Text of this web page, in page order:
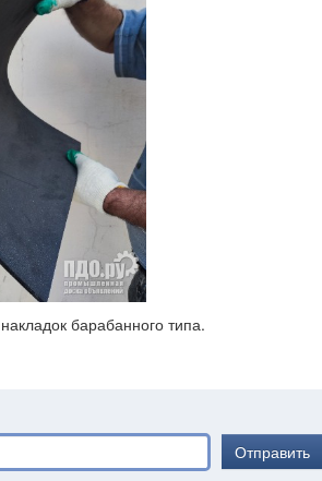
барабанного типа.
Отправить